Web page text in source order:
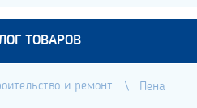
ТОВАРОВ
и ремонт
Пена